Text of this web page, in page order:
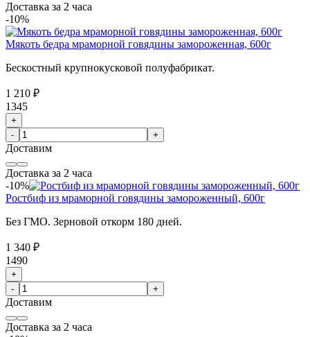
Доставка за 2 часа
-10%
Мякоть бедра мраморной говядины замороженная, 600г
Бескостный крупнокусковой полуфабрикат.
1 210 ₽
1345
+
-
+
Доставим
Доставка за 2 часа
-10%
Ростбиф из мраморной говядины замороженный, 600г
Без ГМО. Зерновой откорм 180 дней.
1 340 ₽
1490
+
-
+
Доставим
Доставка за 2 часа